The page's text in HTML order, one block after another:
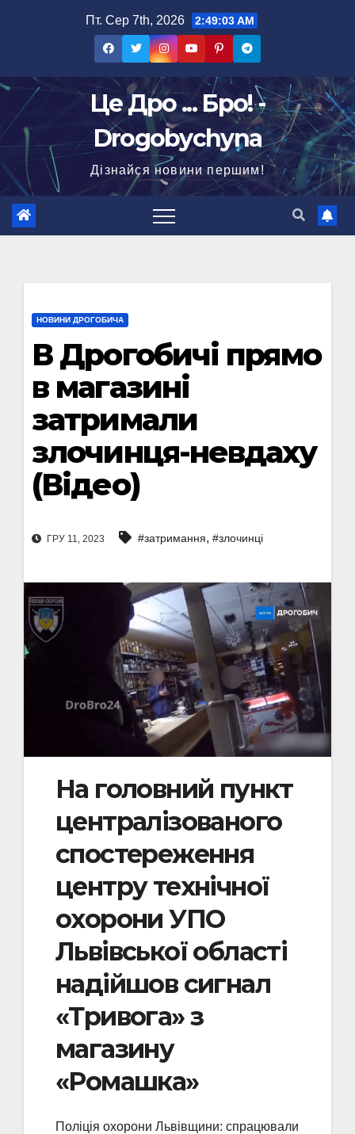
Пт. Сер 7th, 2026 2:49:03 AM
Це Дро ... Бро! -
Drogobychyna
Дізнайся новини першим!
НОВИНИ ДРОГОБИЧА
В Дрогобичі прямо
в магазині
затримали
злочинця-невдаху
(Відео)
ГРУ 11, 2023 #затримання, #злочинці
На головний пункт
централізованого
спостереження
центру технічної
охорони УПО
Львівської області
надійшов сигнал
«Тривога» з
магазину
«Ромашка»
Поліція охорони Львівщини: спрацювали